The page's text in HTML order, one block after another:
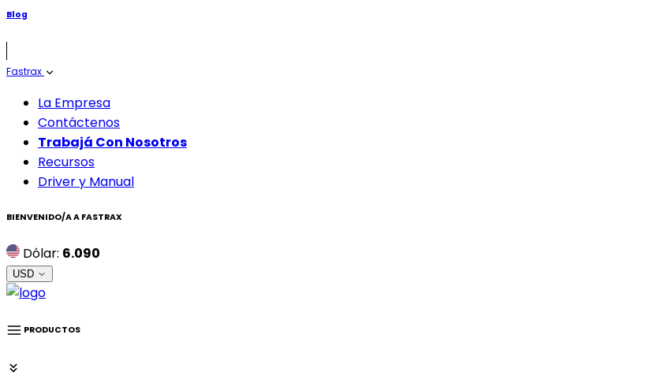
Blog
Fastrax
La Empresa
Contáctenos
Trabajá Con Nosotros
Recursos
Driver y Manual
BIENVENIDO/A A FASTRAX
Dólar: 6.090
USD
PRODUCTOS